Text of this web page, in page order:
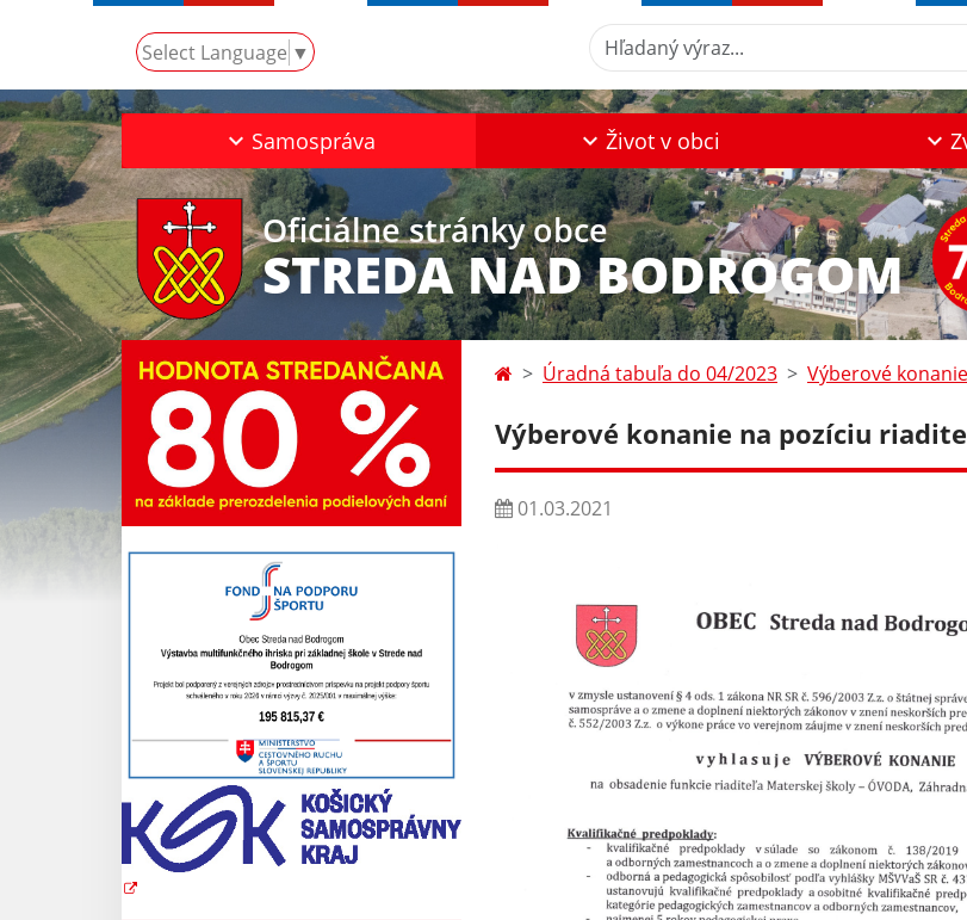
Select Language ▼
Hľadaný výraz...
Samospráva Život v obci
Oficiálne stránky obce
STREDA NAD BODROGOM
Úradná tabuľa do 04/2023 Výberové
Výberové konanie na pozíciu
01.03.2021